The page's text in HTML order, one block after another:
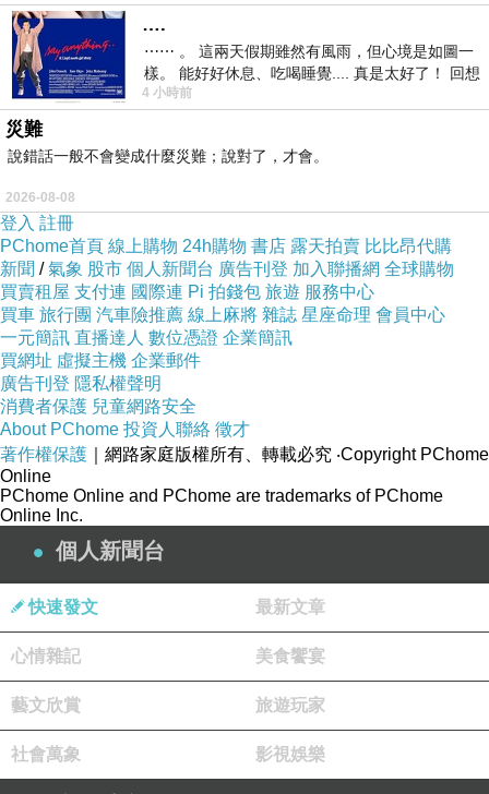
彷彿沒有日本人的貢獻，中國人就不能進入「現
代」、就「不會」說話了！
真如諺語所謂‥ 「長他人志氣，滅自己威風。」
當知‥
中國近代的「白話文運動」（如五四新文化運
動），旨在打破「文言文」束縛——
日本雖提供了部分譯詞，但中國學者，如胡
適、魯迅等，才是白話文實踐的核心推動者！
「和製漢語」，其實也有其「局限性」——
許多日譯漢詞，在中文（漢語）裡，意義不同，比
如‥
「油斷」，意謂「疏忽」；「怪我」，意謂「受
傷」——此類，實容易造成誤解，故不被採用。
「勉強」（べんきょう）在日語中，主要表示「學
習、用功」，
強調通過努力，獲取知識或技能，常見於考試、升
學等，目的性學習場景。
但「勉強」在漢文中的意思，實在大不同！
因此，部分日譯詞，因不符合中文習慣（文
法、意思），最終被淘汰或替換，比如‥「社會主
義」，早期譯為「群學」。
（「勉強」的漢文意思‥
①盡力而為。
◇漢。劉向《列女傳．賢明傳．周南之妻》國
家多難，惟勉強之。
◇《禮記．中庸》或安而行之，或利而行之，
或勉強而行之，及其成功一也。
….
⋯⋯ 。 這兩天假期雖然有風雨，但心境是如圖一
樣。 能好好休息、吃喝睡覺.... 真是太好了！ 回想
起來，以前根本就很難有這
4 小時前
災難
說錯話一般不會變成什麼災難；說對了，才會。
2026-08-08
登入 註冊
PChome首頁 線上購物 24h購物 書店 露天拍賣 比比昂代購
新聞 /氣象 股市 個人新聞台 廣告刊登 加入聯播網 全球購物
買賣租屋 支付連 國際連 Pi 拍錢包 旅遊 服務中心
買車 旅行團 汽車險推薦 線上麻將 雜誌 星座命理 會員中心
一元簡訊 直播達人 數位憑證 企業簡訊
買網址 虛擬主機 企業郵件
廣告刊登 隱私權聲明
消費者保護 兒童網路安全
About PChome 投資人聯絡 徵才
著作權保護 ｜網路家庭版權所有、轉載必究 ‧Copyright PChome
Online
PChome Online and PChome are trademarks of PChome
Online Inc.
個人新聞台
快速發文 最新文章
心情雜記 美食饗宴
藝文欣賞 旅遊玩家
社會萬象 影視娛樂